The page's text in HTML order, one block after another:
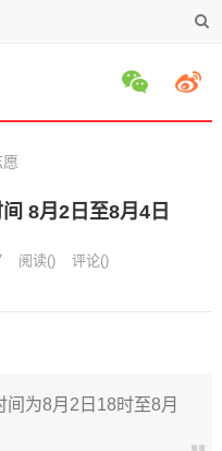
8月2日至8月4日
阅读() 评论()
为8月2日18时至8月